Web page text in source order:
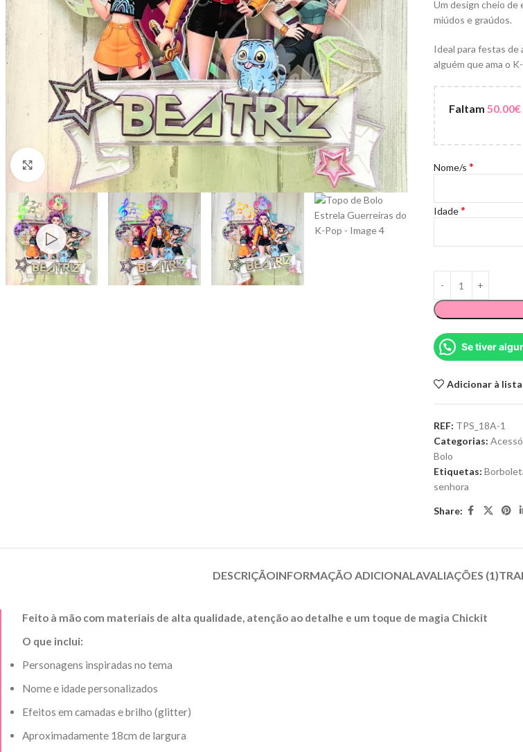
PARA QUEM?
Mãe
Pai
Tios | Padrinhos
Recém-nascido | Bebé
Professores | Profissionais
Amigos | Colegas
POR PRODUTO
Chocolates
Quadros
Canecas I Garrafas
Ilustrações
Lembranças
POR
Dia dos
PARA QUEM?
Namorado/a
Tios | Padrinhos
Professores |
Click to enlarge
Um design cheio de
miúdos e graúdos.
Ideal para festas
alguém que ama o
Faltam 50.00€
Nome/s *
Idade*
Se tiver
Adicionar à
REF: TPS_18A-1
Categorias:
Bolo
Etiquetas:
senhora
Share:
DESCRIÇÃOINFORMAÇÃO ADICIONALAVALIAÇÕES (1)
Feito à mão com materiais de alta qualidade, atenção ao detalhe e um toque de magia Chickit
O que inclui:
Personagens inspiradas no tema
Nome e idade personalizados
Efeitos em camadas e brilho (glitter)
Aproximadamente 18cm de largura